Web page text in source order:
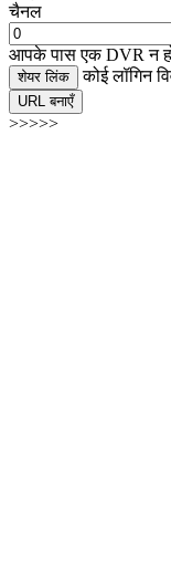
चैनल
आपके पास एक DVR न
शेयर लिंक कोई लॉगिन
URL बनाएँ
>>>>>